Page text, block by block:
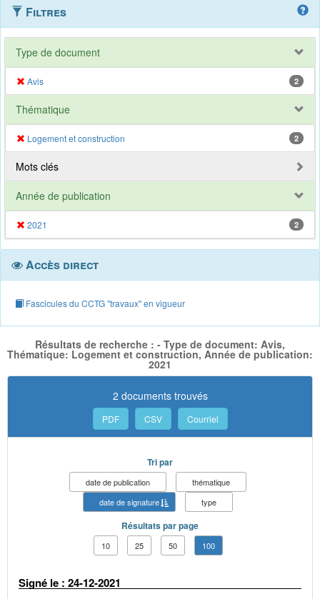
Filtres
Type de document
Avis 2
Thématique
Logement et construction 2
Mots clés
Année de publication
2021 2
Accès direct
Fascicules du CCTG "travaux" en vigueur
Résultats de recherche : - Type de document: Avis,
Thématique: Logement et construction, Année de publication:
2021
2 documents trouvés
PDF CSV Courriel
Tri par
date de publication
thématique
date de signature
type
Résultats par page
10 25 50 100
Signé le : 24-12-2021